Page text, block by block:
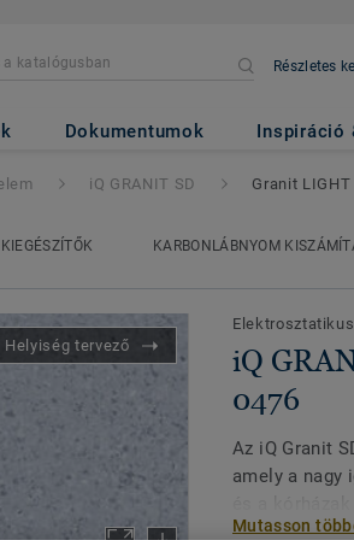
Részletes
Dokumentumok Inspiráció
- Granit LIGHT
iQ GRANIT SD Granit LIGHT
KIEGÉSZÍTŐK KARBONLÁBNYOM
Helyiség tervező
iQ
0476
Az iQ Granit
amely a nagy
és
Mutasson